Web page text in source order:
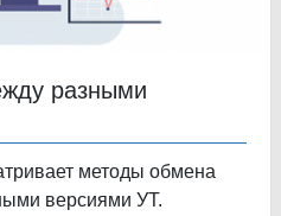
разными
методы обмена
версиями УТ.